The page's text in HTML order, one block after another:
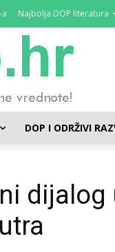
Najbolja DOP literatura
DOP I ODRŽIVI